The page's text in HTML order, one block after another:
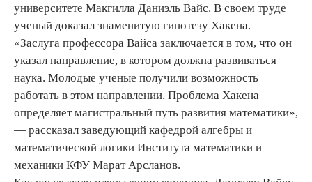
университете Макгилла Даниэль Вайс. В своем труде
ученый доказал знаменитую гипотезу Хакена.
«Заслуга профессора Вайса заключается в том, что он
указал направление, в котором должна развиваться
наука. Молодые ученые получили возможность
работать в этом направлении. Проблема Хакена
определяет магистральный путь развития математики»,
— рассказал заведующий кафедрой алгебры и
математической логики Института математики и
механики КФУ Марат Арсланов.